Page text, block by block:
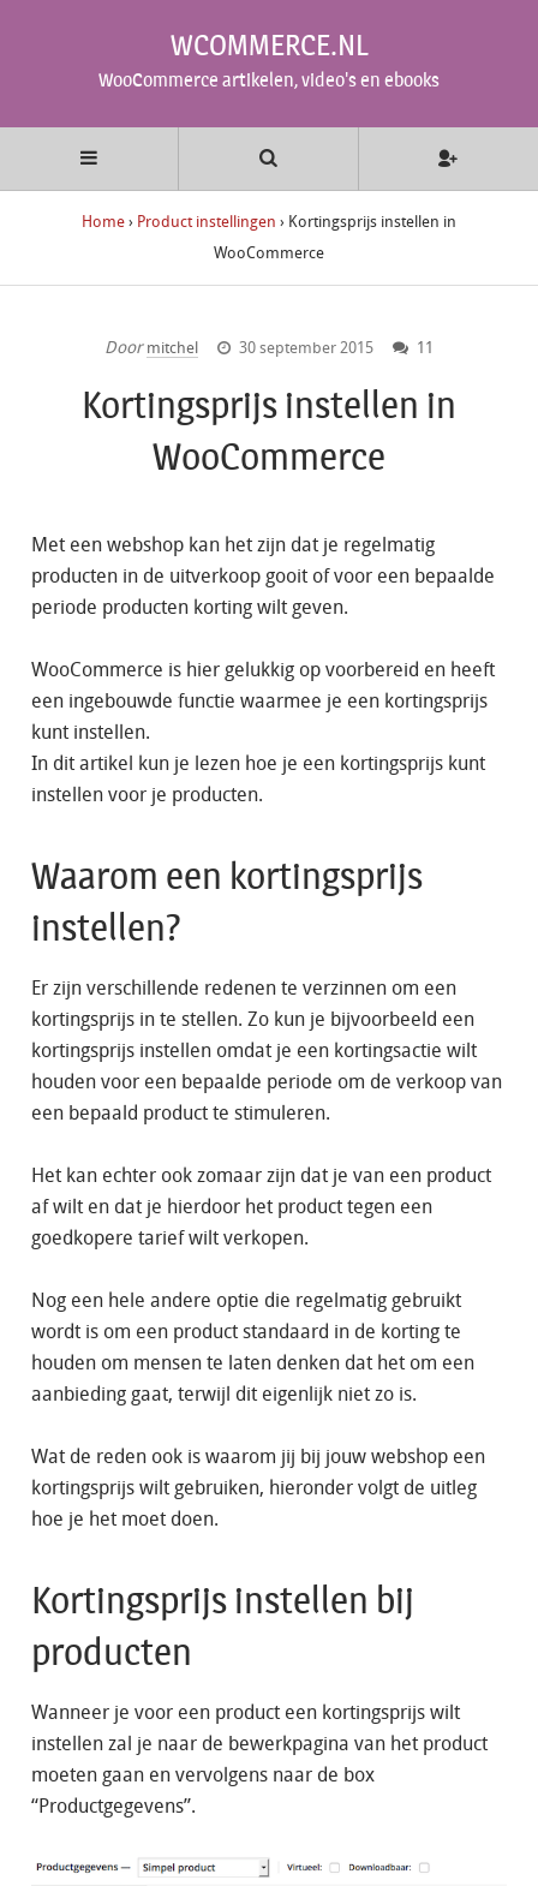
WCOMMERCE.NL
WooCommerce artikelen, video's en ebooks
Home › Product instellingen › Kortingsprijs instellen in
WooCommerce
Door mitchel 30 september 2015 11
Kortingsprijs instellen in
WooCommerce
Met een webshop kan het zijn dat je regelmatig
producten in de uitverkoop gooit of voor een bepaalde
periode producten korting wilt geven.
WooCommerce is hier gelukkig op voorbereid en heeft
een ingebouwde functie waarmee je een kortingsprijs
kunt instellen.
In dit artikel kun je lezen hoe je een kortingsprijs kunt
instellen voor je producten.
Waarom een kortingsprijs
instellen?
Er zijn verschillende redenen te verzinnen om een
kortingsprijs in te stellen. Zo kun je bijvoorbeeld een
kortingsprijs instellen omdat je een kortingsactie wilt
houden voor een bepaalde periode om de verkoop van
een bepaald product te stimuleren.
Het kan echter ook zomaar zijn dat je van een product
af wilt en dat je hierdoor het product tegen een
goedkopere tarief wilt verkopen.
Nog een hele andere optie die regelmatig gebruikt
wordt is om een product standaard in de korting te
houden om mensen te laten denken dat het om een
aanbieding gaat, terwijl dit eigenlijk niet zo is.
Wat de reden ook is waarom jij bij jouw webshop een
kortingsprijs wilt gebruiken, hieronder volgt de uitleg
hoe je het moet doen.
Kortingsprijs instellen bij
producten
Wanneer je voor een product een kortingsprijs wilt
instellen zal je naar de bewerkpagina van het product
moeten gaan en vervolgens naar de box
“Productgegevens”.